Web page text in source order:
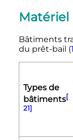
Matériel
Bâtiments
du prêt-bail (
Types de
bâtiments[
21]